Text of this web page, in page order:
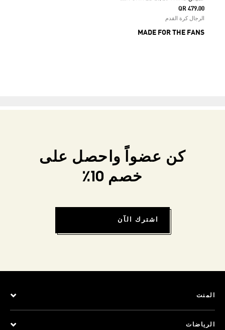
QR 479.00
الرجال كرة القدم
MADE FOR THE FANS
كن عضواً واحصل على
خصم 10٪
اشترك الآن
المنت
الرياضات